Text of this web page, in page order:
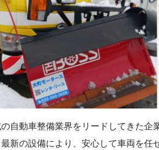
自動車整備業界をリードしてきた企
新の設備により、安心して車両を任